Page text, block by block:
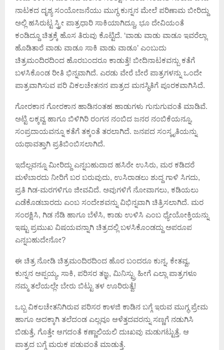
ನಾಟಕದ ದೃಶ್ಯ ಸಂಯೋಜನೆಯು ಮುಗ್ಧ ಕುನ್ನನ ಮೇಲೆ ಪರಿಣಾಮ ಬೀರಿದ್ದು
ಅಲ್ಲಿ ಹಸಿರುಟ್ಟ ಸ್ತ್ರೀ ಪಾತ್ರಧಾರಿ ಸಾಕಿಯಾಗಿದ್ದೂ, ಭೂ ದೇವಿಯಂತೆ
ಕಂಡಿದ್ದೂ ಚಿತ್ರಕ್ಕೆ ಹೊಸ ತಿರುವು ಕೊಟ್ಟಿದೆ. ‘ವಾಡು ವಾಡು ವಾಡೂ ಇವರೆಲ್ಲಾ
ಹೊಡಿತಾರೆ ವಾಡು ವಾಡೂ ಸಾಕಿ ವಾಡು ವಾಡೂ’ ಎಂಬುದು
ಚಿತ್ರಮಂದಿರದಿಂದ ಹೊರಬಂದರೂ ಕಾಡುತ್ತೆ! ಬೀದಿನಾಟಕವನ್ಬು ಕತೆಗೆ
ಬಳಸಿಕೊಂಡ ರೀತಿ ಭಿನ್ನವಾಗಿದೆ. ಎರಡು ವೇರೆ ಬೇರೆ ಪಾತ್ರಗಳನ್ನು ಒಂದೇ‌
ಪಾತ್ರವಾಗಿಸುವ ಪರಿ ವಿಕಲಚೇತನನ ಪಾತ್ರದ ಮನಸ್ಥಿತಿಗೆ ಪೂರಕವಾಗಿಸಿದೆ.
ಗೋರಕಾನ ಗೋರಕಾನ ಹಾಡಿನಂತಹ ಹಾಡುಗಳು ಗುನುಗುವಂತೆ ಮಾಡಿವೆ.
ಅಟ್ಟಿ ಲಕ್ಕವ್ವ ಹಾಗೂ ಬಿಳಿಗಿರಿ ರಂಗನ ನಂಬಿದ ಜನರ ನಂಬಿಕೆಯನ್ನೂ,
ಸಂಪ್ರದಾಯವನ್ನೂ ಕತೆಗೆ ತಕ್ಕಂತೆ ತರಲಾಗಿದೆ. ಜನಪದ ಸಂಸ್ಕೃತಿಯನ್ನು
ಯಥಾವತ್ತಾಗಿ ಪ್ರತಿಬಿಂಬಿಸಲಾಗಿದೆ.
ಇದೆಲ್ಲವನ್ನೂ ಮೀರಿದ್ದು ಎನ್ನಬಹುದಾದ ಹಸಿರೇ ಉಸಿರು, ಮರ ಕಡಿದರೆ
ಮಳೆಬಾರದು ನೀರಿಗೆ ಬರ ಬರುವುದು, ಉಸಿರಾಡಲು ಶುದ್ದ ಗಾಳಿ ಸಿಗದು,
ಪ್ರತಿ ಗಿಡ-ಮರಗಳಿಗೂ ಜೀವವಿದೆ. ಅವುಗಳಿಗೆ ನೋವಾಗಲು, ಕಡಿಯಲು
ಎಡೆಕೊಡಬಾರದು ಎಂಬ ಸಂದೇಶವನ್ನು ವಿಭಿನ್ನವಾಗಿ ಚಿತ್ರಿಸಲಾಗಿದೆ. ಮರ
ಸಂರಕ್ಷಿಸಿ, ಗಿಡ ನೆಡಿ ಹಾಗೂ ಬೆಳೆಸಿ, ಕಾಡು ಉಳಿಸಿ ಎಂಬ ಧ್ಯೇಯೋಕ್ತಿಯನ್ನು
ಇಷ್ಟು ಪ್ರಮುಖ ವಿಷಯವನ್ನಾಗಿ ಚಿತ್ರದಲ್ಲಿ ಬಳಸಿಕೊಂಡದ್ದು ಅಪರೂಪ
ಎನ್ನಬಹುದೇನೋ?
ಈ ಚಿತ್ರ ನೋಡಿ ಚಿತ್ರಮಂದಿರದಿಂದ ಹೊರ ಬಂದರೂ ಕುನ್ನ, ಕೇತವ್ವ,
ಕುನ್ನನ ಅಪ್ಪಯ್ಯ, ಸಾಕಿ, ಪರಿಸರ ತಜ್ಞ, ಮಿನಿಸ್ಟ್ರು ಹೀಗೆ ಎಲ್ಲಾ ಪಾತ್ರಗಳೂ
ನಮ್ಮ ತಲೆಯಲ್ಲೇ ಬೇರು ಬಿಟ್ಟು ತಳ ಊರಿರುತ್ವೆ!
ಒಬ್ಬ ವಿಕಲಚೇತನಿಗಿರುವ ಪರಿಸರ ಕಾಳಜಿ ಕಾಡಿನ ಬಗ್ಗೆ ಇರುವ ಮುಗ್ಧ ಪ್ರೇಮ
ಹಾಗೂ ಅದಕ್ಕಾಗಿ ತಲೆದಂಡ ಎಲ್ಲವೂ ಆಳೆತ್ತದವರನ್ನು ಸಣ್ಣಗೆ ನಡುಗಿಸಿ
ಬಿಡುತ್ತೆ, ಗೊತ್ತೇ ಆಗದಂತೆ ಕಣ್ಣಾಲಿಯಲಿ ದುಃಖವು ಮಡುಗಟ್ಟುತ್ತೆ. ಆ
ಪಾತ್ರದ ಬಗ್ಗೆ ಮರುಕ ಪಡುವಂತೆ ಮಾಡುತ್ತೆ.